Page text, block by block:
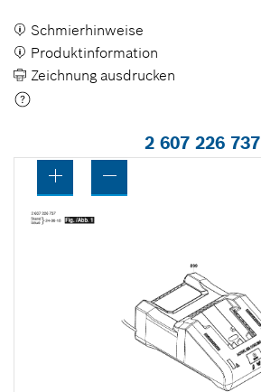
Schmierhinweise
Produktinformation
Zeichnung ausdrucken
2 607 226 737